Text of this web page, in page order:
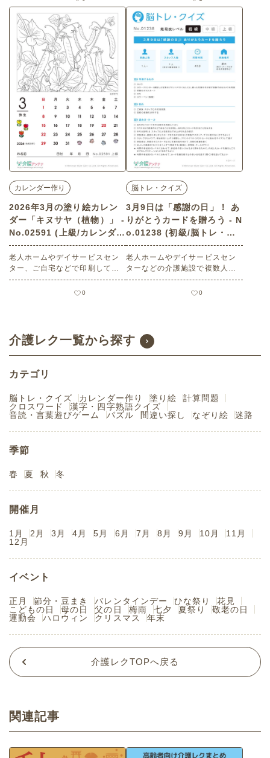
り絵カレンダー「お花畑」（カ
レンダー作り・上級）です。 関
連キーワード：三月・弥生・Mar
ch・３月・昭和の風景
り絵カレンダー「ペチュニア
（花・植物）」（カレンダー作
り・初級）です。 関連キーワー
ド：三月・弥生・March・３
月・ツクバネアサガオ
カレンダー作り
2026年3月の塗り絵カレン
ダー「キヌサヤ（植物）」 -
No.02591 (上級/カレンダー
作りの介護レク素材)
老人ホームやデイサービスセン
ター、ご自宅などで印刷してお
使いいただける無料の高齢者向
け介護レク素材 2026年3月の塗
月・弥生・March・３月・絹さ
や・きぬさや・野菜
0
脳トレ・クイズ
3月9日は「感謝の日」！ あ
りがとうカードを贈ろう - N
o.01238 (初級/脳トレ・ク
イズの介護レク素材)
老人ホームやデイサービスセン
ターなどの介護施設で複数人で
楽しめる3月9日は「感謝の日」
にまつわる高齢者向けレクリエ
進・家族との交流・スタッフと
の交流・脳の活性化・感謝の共
有・サンキュー・Thank you・
0
介護レク一覧から探す
カテゴリ
脳トレ・クイズ カレンダー作り 塗り絵
計算問題
クロスワード
漢字・四字熟語クイズ
音読・言葉遊びゲーム
パズル 間違い探し なぞり絵 迷路
季節
春 夏 秋 冬
開催月
1月 2月 3月 4月 5月 6月 7月 8月 9月 10月
11月
12月
イベント
正月 節分・豆まき バレンタインデー ひな祭り
花見
こどもの日
母の日 父の日 梅雨 七夕 夏祭り
敬老の日
運動会
ハロウィン クリスマス 年末
介護レクTOPへ戻る
関連記事